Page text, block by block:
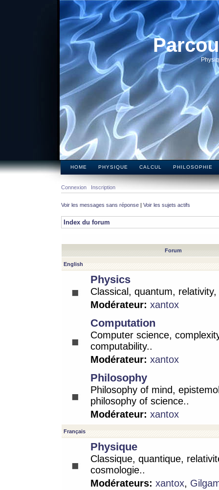
HOME PHYSIQUE CALCUL PHILOSOPHIE
Connexion Inscription
Voir les messages sans réponse | Voir les sujets actifs
Index du forum
Forum
English
Physics
Classical, quantum,
Modérateur: xantox
Computation
Computer science,
computability..
Modérateur: xantox
Philosophy
Philosophy of mind,
philosophy of science..
Modérateur: xantox
Français
Physique
Classique, quantique,
cosmologie..
Modérateurs: xantox,